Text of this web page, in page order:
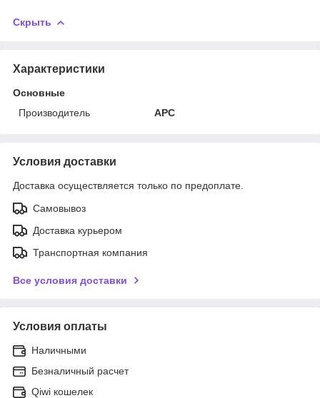
Скрыть
Характеристики
Основные
Производитель
APC
Условия доставки
Доставка осуществляется только по предоплате.
Самовывоз
Доставка курьером
Транспортная компания
Все условия доставки
Условия оплаты
Наличными
Безналичный расчет
Qiwi кошелек